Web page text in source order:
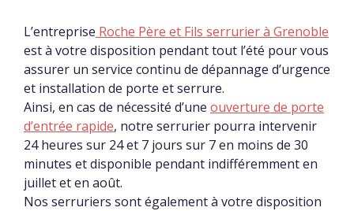
L’entreprise Roche Père et Fils serrurier à Grenoble
est à votre disposition pendant tout l’été pour vous
assurer un service continu de dépannage d’urgence
et installation de porte et serrure.
Ainsi, en cas de nécessité d’une ouverture de porte
d’entrée rapide, notre serrurier pourra intervenir
24 heures sur 24 et 7 jours sur 7 en moins de 30
minutes et disponible pendant indifféremment en
juillet et en août.
Nos serruriers sont également à votre disposition